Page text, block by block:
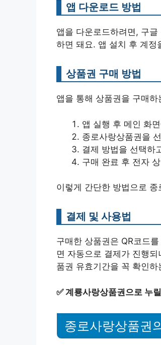
앱 다운로드 방법
앱을 다운로드하려면, 구글
하면 돼요. 앱 설치 후 계정
상품권 구매 방법
앱을 통해 상품권을 구매
앱 실행 후 메인 화
종로사랑상품권을
결제 방법을 선택하
구매 완료 후 전자
이렇게 간단한 방법으로
결제 및 사용법
구매한 상품권은 QR코드
면 자동으로 결제가 진행
품권 유효기간을 꼭 확인하
✅계룡사랑상품권으로 누
종로사랑상품권